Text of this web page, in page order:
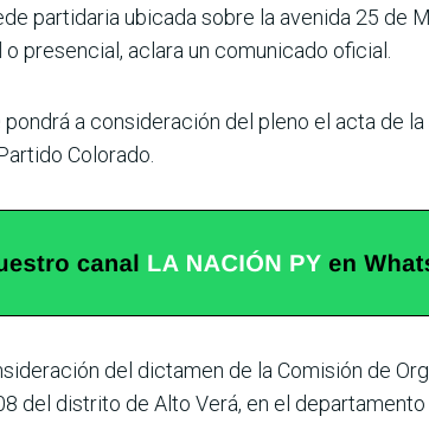
partida­ria ubicada sobre la avenida 25 de
presencial, aclara un comunicado oficial.
a con­sideración del pleno el acta de
Colorado.
del dictamen de la Comisión de
del distrito de Alto Verá, en el departamento